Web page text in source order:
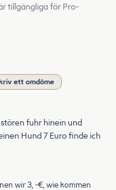
tillgängliga för Pro-
ett omdöme
fuhr hinein und
Hund 7 Euro finde ich
wir 3, -€, wie kommen